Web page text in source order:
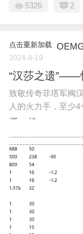
5326 2
点击重新加载
2024-8-19
“汉莎之遗”——
致敬传奇菲塔军阀
人的火力手，至少4